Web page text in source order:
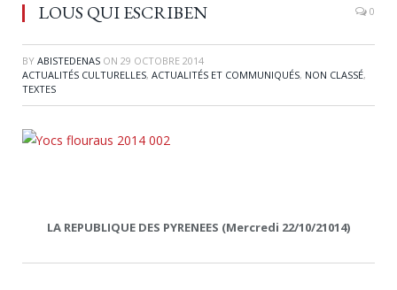
LOUS QUI ESCRIBEN 0
BY ABISTEDENAS ON 29 OCTOBRE 2014
ACTUALITÉS CULTURELLES, ACTUALITÉS ET COMMUNIQUÉS, NON CLASSÉ,
TEXTES
LA REPUBLIQUE DES PYRENEES (Mercredi 22/10/21014)